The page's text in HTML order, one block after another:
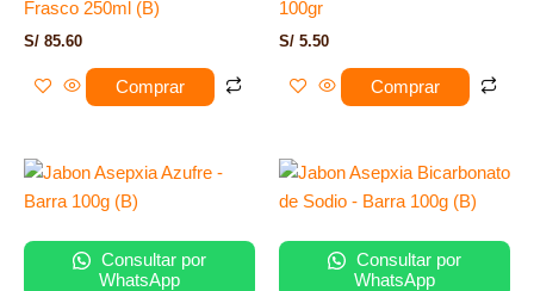
Frasco 250ml (B)
S/ 85.60
Comprar
100gr
S/ 5.50
Comprar
Consultar por
WhatsApp
Consultar por
WhatsApp